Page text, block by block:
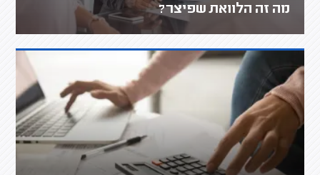
מה זה הלוואת שפיצר?